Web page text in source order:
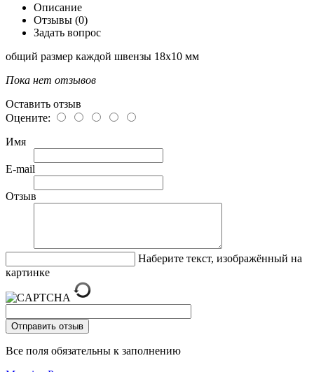
Описание
Отзывы (0)
Задать вопрос
общий размер каждой швензы 18х10 мм
Пока нет отзывов
Оставить отзыв
Оцените:
Имя
E-mail
Отзыв
Наберите текст, изображённый на
картинке
Все поля обязательны к заполнению